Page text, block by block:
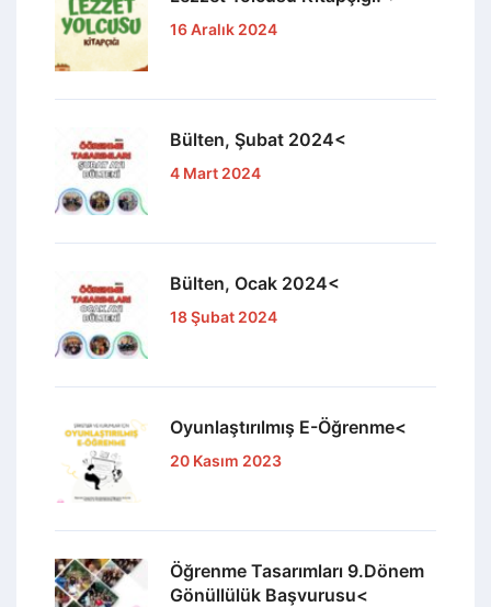
16 Aralık 2024
Bülten, Şubat 2024<
4 Mart 2024
Bülten, Ocak 2024<
18 Şubat 2024
Oyunlaştırılmış E-Öğrenme<
20 Kasım 2023
Öğrenme Tasarımları 9.Dönem
Gönüllülük Başvurusu<